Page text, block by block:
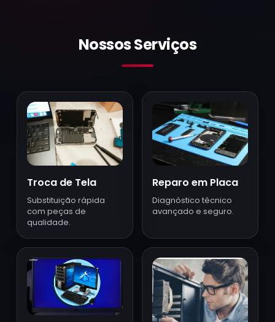
Nossos Serviços
Troca de Tela
Substituição rápida
com peças de
qualidade.
Reparo em Placa
Diagnóstico técnico
avançado e seguro.